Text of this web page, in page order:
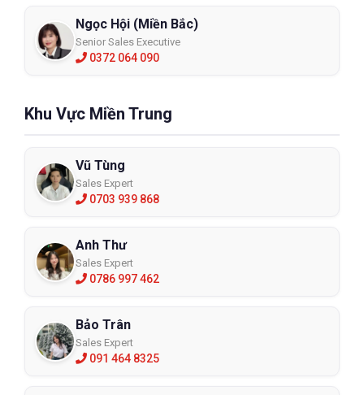
những nơi có nguồn gốc rõ ràng, được kiểm chứng. Điều cuối
cùng không thể không nhắc khi mua chính là size áo, bạn đừng
nên lựa chọn loại áo quá chật, bó sát điều này sẽ làm cho việc
Hướng dẫn bảo quản áo phản quang
còn những bộ đồ công nhân hoặc áo khoác thì ít khi sử dụng:
- Lúc ủi áo không được ủi trực tiếp lên bề mặt có phản quảng
- Không nên phơi áo dưới ánh sáng trực tiếp của mặt trời, nên
phơi ở những nơi thoáng khí, mát mẻ.
khi giặt sẽ làm cho áo bị nhăn và mất đi form áo.
- Nên cho một chút muối rắc lên các vị trí bám bẩn sau đó vò
nhẹ rồi sử dụng một chút bột giặt để làm sạch các chỗ còn
Ngọc Hội (Miền Bắc)
Senior Sales Executive
0372 064 090
Khu Vực Miền Trung
Vũ Tùng
Sales Expert
0703 939 868
Anh Thư
Sales Expert
0786 997 462
Bảo Trân
Sales Expert
091 464 8325